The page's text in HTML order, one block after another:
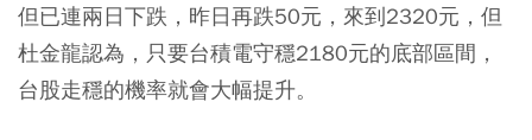
但已連兩日下跌，昨日再跌50元，來到2320元，但
杜金龍認為，只要台積電守穩2180元的底部區間，
台股走穩的機率就會大幅提升。